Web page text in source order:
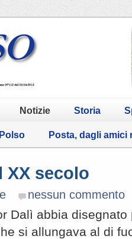
Notizie Storia
Posta, dagli amici
XX secolo
nessun commento
Dalì abbia
si allungava al di